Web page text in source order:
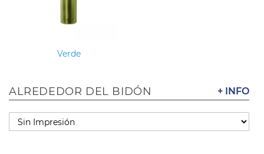
Verde
+ INFO
ALREDEDOR DEL BIDÓN